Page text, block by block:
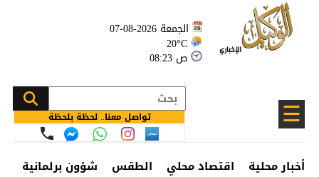
الجمعة 2026-08-07
20°C
08:23 ص
☰ تواصل معنا.. لحظة بلحظة
أخبار محلية اقتصاد محلي الطقس شؤون برلمانية